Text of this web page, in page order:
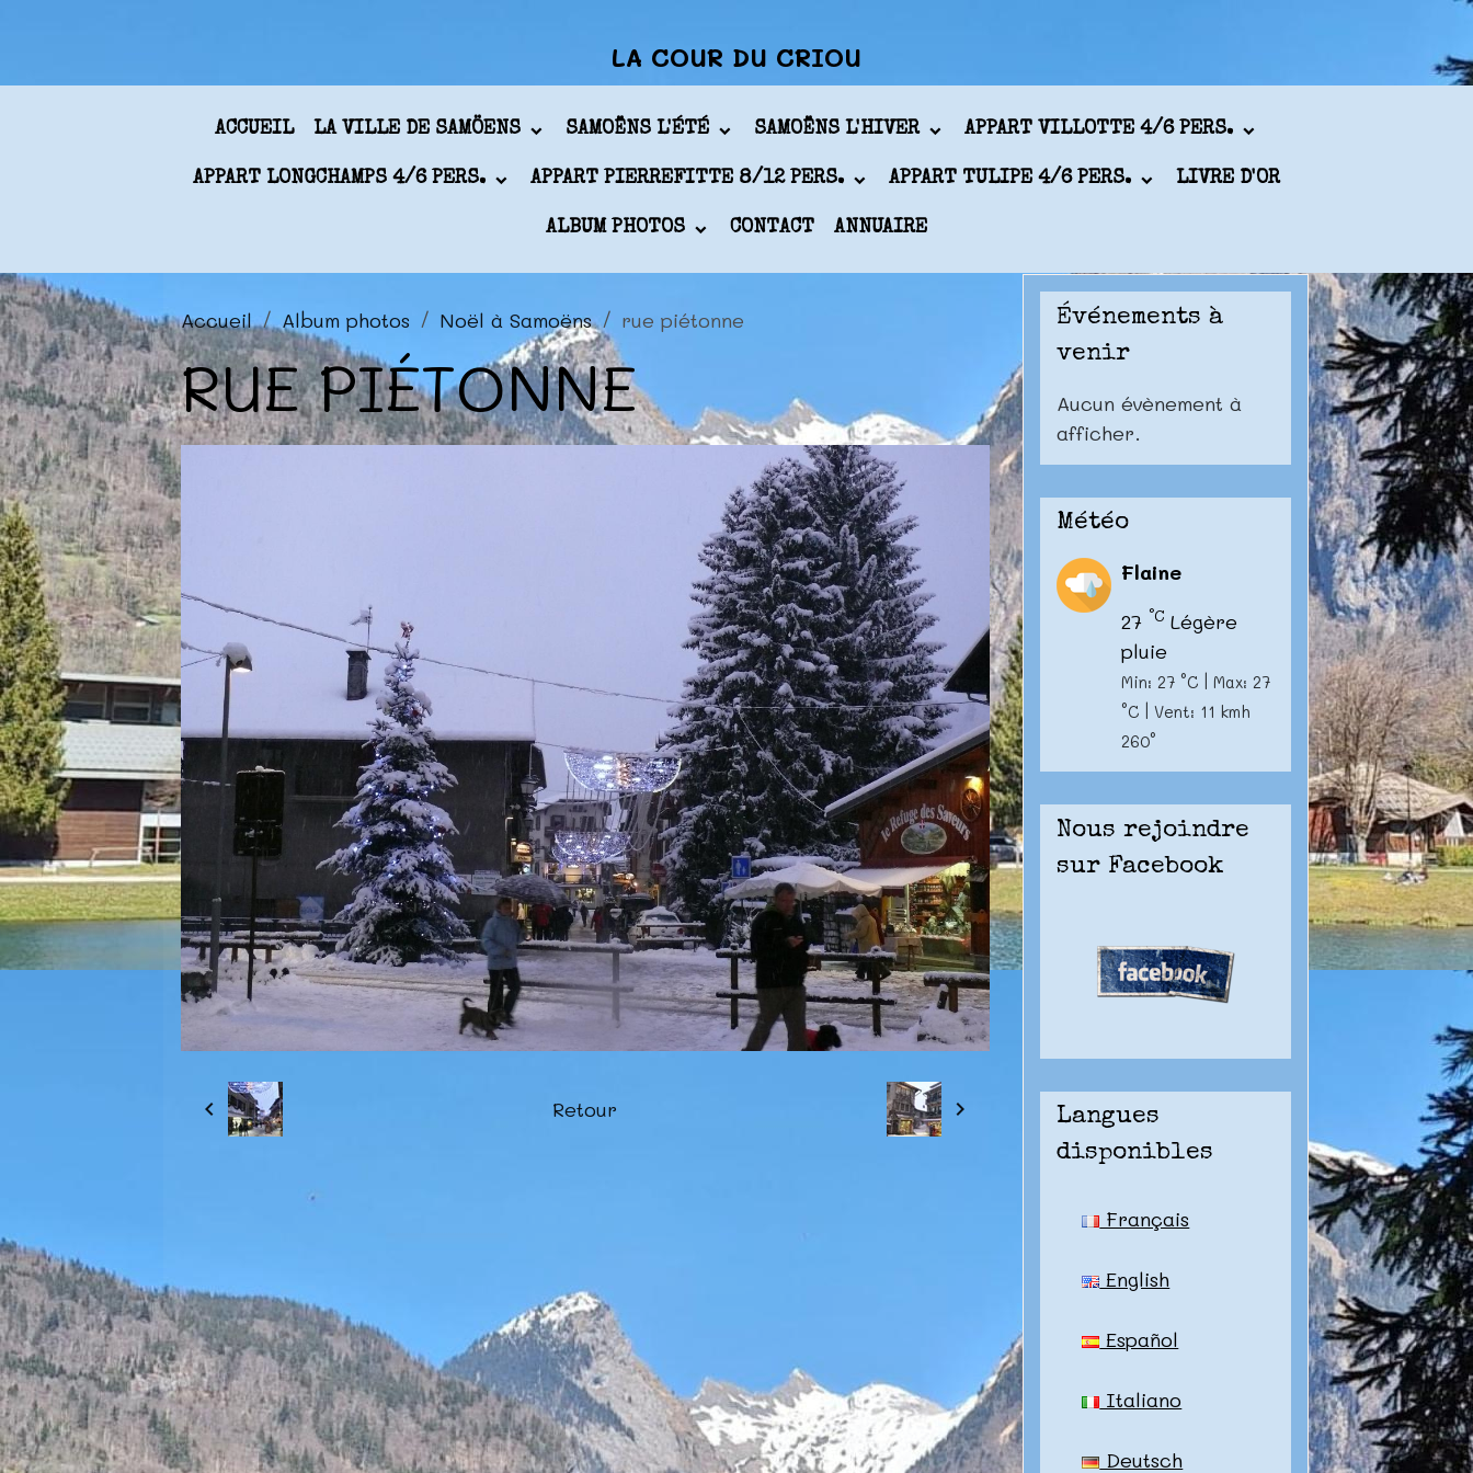
LA COUR DU CRIOU
ACCUEIL LA VILLE DE SAMÖENS SAMOËNS L'ÉTÉ SAMOËNS L'HIVER APPART VILLOTTE 4/6 PERS.
APPART LONGCHAMPS 4/6 PERS. APPART PIERREFITTE 8/12 PERS. APPART TULIPE 4/6 PERS. LIVRE D'OR
ALBUM PHOTOS CONTACT ANNUAIRE
Accueil Album photos Noël à Samoëns rue piétonne
RUE PIÉTONNE
Retour
Événements à
venir
Aucun évènement à
afficher.
Météo
Flaine
27 °CLégère
pluie
Min: 27 °C | Max: 27
°C | Vent: 11 kmh
260°
Nous rejoindre
sur Facebook
Langues
disponibles
Français
English
Español
Italiano
Deutsch